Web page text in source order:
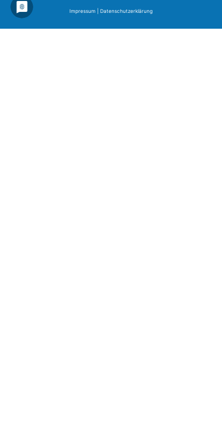
Impressum Datenschutzerklärung